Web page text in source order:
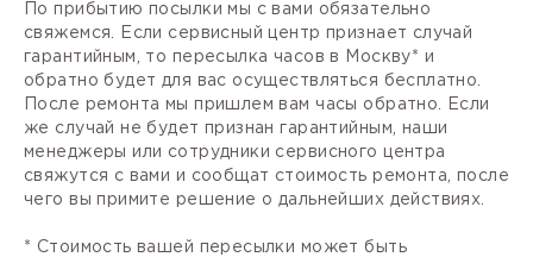
По прибытию посылки мы с вами обязательно
свяжемся. Если сервисный центр признает случай
гарантийным, то пересылка часов в Москву* и
обратно будет для вас осуществляться бесплатно.
После ремонта мы пришлем вам часы обратно. Если
же случай не будет признан гарантийным, наши
менеджеры или сотрудники сервисного центра
свяжутся с вами и сообщат стоимость ремонта, после
чего вы примите решение о дальнейших действиях.
* Стоимость вашей пересылки может быть